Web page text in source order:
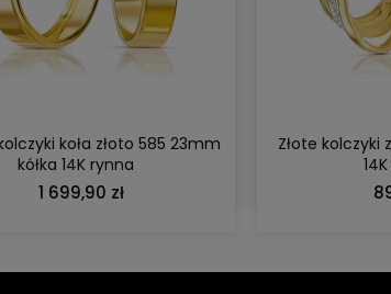
koła złoto 585 23mm
kółka 14K rynna
1 699,90 zł
DO KOSZYKA
Złote kolczyki